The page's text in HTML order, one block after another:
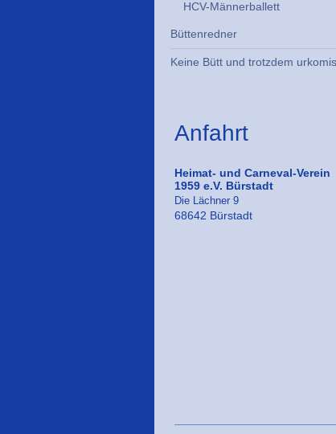
HCV-Männerballett
Büttenredner
Keine Bütt und trotzdem
Anfahrt
Heimat- und Carneval-Verein
1959 e.V. Bürstadt
Die Lächner 9
68642 Bürstadt